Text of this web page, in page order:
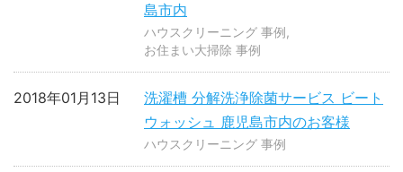
島市内
ハウスクリーニング 事例
お住まい大掃除 事例
洗濯槽 分解洗浄除菌サービス ビート
ウォッシュ 鹿児島市内のお客様
2018年01月13日
ハウスクリーニング 事例